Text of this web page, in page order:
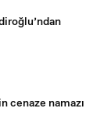
cenaze namazı